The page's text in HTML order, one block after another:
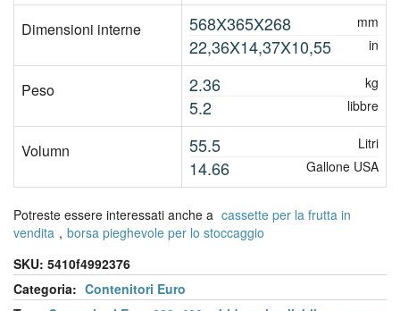
Dimensioni interne 568X365X268 mm
22,36X14,37X10,55 in
Peso 2.36 kg
5.2 libbre
Volumn 55.5 Litri
14.66 Gallone USA
Potreste essere interessati anche a cassette per la frutta in
vendita , borsa pieghevole per lo stoccaggio
SKU: 5410f4992376
Categoria: Contenitori Euro